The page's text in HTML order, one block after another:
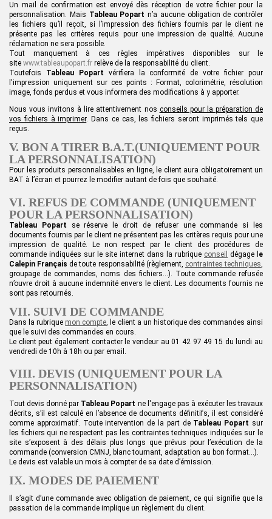
Un mail de confirmation est envoyé dès réception de votre fichier pour la
personnalisation. Mais Tableau Popart n’a aucune obligation de contrôler
les fichiers qu’il reçoit, si l’impression des fichiers fournis par le client ne
présente pas les critères requis pour une impression de qualité. Aucune
réclamation ne sera possible.
Tout manquement à ces règles impératives disponibles sur le
site www.tableaupopart.fr relève de la responsabilité du client.
Toutefois Tableau Popart
vérifiera la conformité de votre fichier pour
l'impression uniquement sur ces points : Format, colorimétrie, résolution
image, fonds perdus et vous informera des modifications à y apporter.
Nous vous invitons à lire attentivement nos conseils pour la préparation de
vos fichiers à imprimer. Dans ce cas, les fichiers seront imprimés tels que
reçus.
V. BON A TIRER B.A.T.(UNIQUEMENT POUR
LA PERSONNALISATION)
Pour les produits personnalisables en ligne, le client aura obligatoirement un
BAT à l’écran et pourrez le modifier autant de fois que souhaité.
VI. REFUS DE COMMANDE (UNIQUEMENT
POUR LA PERSONNALISATION)
Tableau Popart se réserve le droit de refuser une commande si les
documents fournis par le client ne présentent pas les critères requis pour une
impression de qualité. Le non respect par le client des procédures de
commande indiquées sur le site internet dans la rubrique conseil dégage e
Calepin Français de toute responsabilité (règlement, contraintes techniques,
groupage de commandes, noms des fichiers…). Toute commande refusée
n’ouvre droit à aucune indemnité envers le client. Les documents fournis ne
sont pas retournés.
VII. SUIVI DE COMMANDE
Dans la rubrique mon compte, le client a un historique des commandes ainsi
que le suivi des commandes en cours.
Le client peut également contacter le vendeur au 01 42 97 49 15 du lundi au
vendredi de 10h à 18h ou par email.
VIII. DEVIS (UNIQUEMENT POUR LA
PERSONNALISATION)
Tout devis donné par Tableau Popart ne l'engage pas à exécuter les travaux
décrits, s’il est calculé en l’absence de documents définitifs, il est considéré
comme approximatif. Toute intervention de la part de Tableau Popart sur
les fichiers qui ne respectent pas les contraintes techniques indiquées sur le
site s’exposent à des délais plus longs que prévus pour l’exécution de la
commande (conversion CMNJ, blanc tournant, adaptation au bon format…).
Le devis est valable un mois à compter de sa date d’émission.
IX. MODES DE PAIEMENT
Il s’agit d’une commande avec obligation de paiement, ce qui signifie que la
passation de la commande implique un règlement du client.